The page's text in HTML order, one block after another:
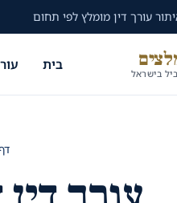
עורך דין מומלץ לפי תחום
בישראל
בית